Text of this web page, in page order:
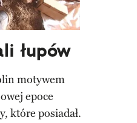
łupów
motywem
epoce
które posiadał.